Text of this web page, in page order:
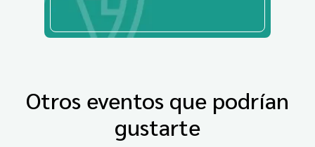
Otros eventos que podrían
gustarte